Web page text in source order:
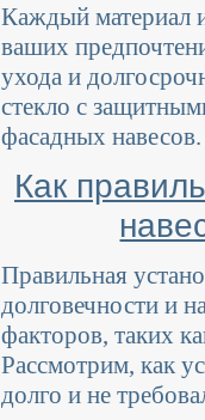
Каждый материал
ваших
ухода и
стекло с
фасадных навесов.
Как
Правильная
долговечности и
факторов, таких
Рассмотрим, как
долго и не